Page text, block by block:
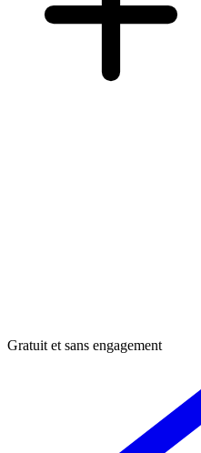
Gratuit et sans engagement